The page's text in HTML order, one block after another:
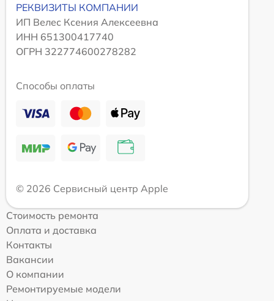
РЕКВИЗИТЫ КОМПАНИИ
ИП Велес Ксения Алексеевна
ИНН 651300417740
ОГРН 322774600278282
Способы оплаты
© 2026 Сервисный центр Apple
Стоимость ремонта
Оплата и доставка
Контакты
Вакансии
О компании
Ремонтируемые модели